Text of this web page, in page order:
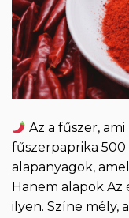
Az a fűszer,
fűszerpaprika 500
alapanyagok,
Hanem
ilyen. Színe mély,